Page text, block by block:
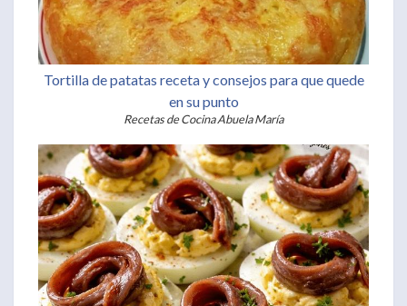
Tortilla de patatas receta y consejos para que quede
en su punto
Recetas de Cocina Abuela María